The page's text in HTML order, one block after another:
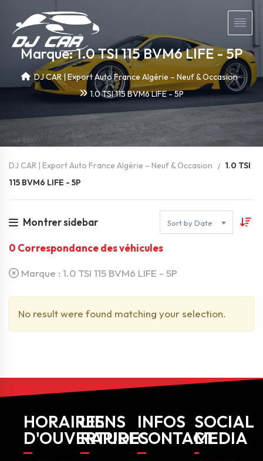
Marque: 1.0 TSI 115 BVM6 LIFE - 5P
DJ CAR | Export Auto France Algérie – Neuf & Occasion
1.0 TSI 115 BVM6 LIFE - 5P
DJ CAR | Export Auto France Algérie – Neuf & Occasion
1.0 TSI
115 BVM6 LIFE - 5P
Montrer sidebar Sort by Date
0 Correspondance des véhicules
Marque : 1.0 TSI 115 BVM6 LIFE - 5P
No result were found matching your selection.
HORAIRES
D'OUVERTURE
LIENS
RAPIDES
INFOS
CONTACT
SOCIAL
MEDIA